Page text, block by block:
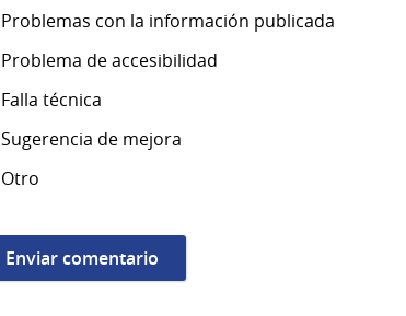
Problemas con la información publicada
Problema de accesibilidad
Falla técnica
Sugerencia de mejora
Otro